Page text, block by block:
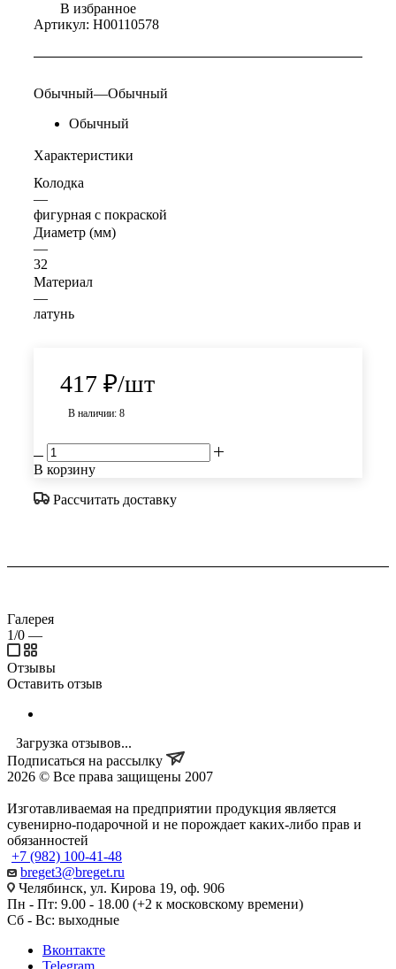
В избранное
Артикул: Н00110578
Обычный—Обычный
Обычный
Характеристики
Колодка
—
фигурная с покраской
Диаметр (мм)
—
32
Материал
—
латунь
417 ₽/шт
В наличии: 8
В корзину
Рассчитать доставку
Галерея
1/0 —
Отзывы
Оставить отзыв
Загрузка отзывов...
Подписаться на рассылку
2026 © Все права защищены 2007
Изготавливаемая на предприятии продукция является
сувенирно-подарочной и не порождает каких-либо прав и
обязанностей
+7 (982) 100-41-48
breget3@breget.ru
Челябинск, ул. Кирова 19, оф. 906
Пн - Пт: 9.00 - 18.00 (+2 к московскому времени)
Сб - Вс: выходные
Вконтакте